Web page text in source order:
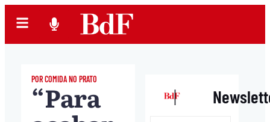
POR COMIDA NO PRATO
“Para |